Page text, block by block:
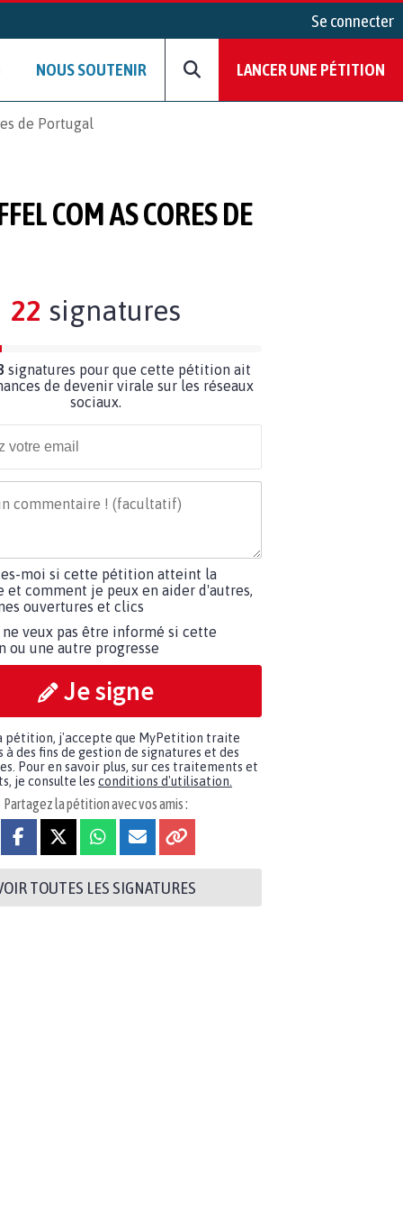
Se connecter
NOUS SOUTENIR LANCER UNE PÉTITION
de Portugal
COM AS CORES DE
22 signatures
signatures pour que cette pétition ait
de devenir virale sur les réseaux
sociaux.
moi si cette pétition atteint la
et comment je peux en aider d'autres,
ouvertures et clics
ne veux pas être informé si cette
ou une autre progresse
Je signe
pétition, j'accepte que MyPetition traite
à des fins de gestion de signatures et des
Pour en savoir plus, sur ces traitements et
je consulte les conditions d'utilisation.
Partagez la pétition avec vos amis :
TOUTES LES SIGNATURES